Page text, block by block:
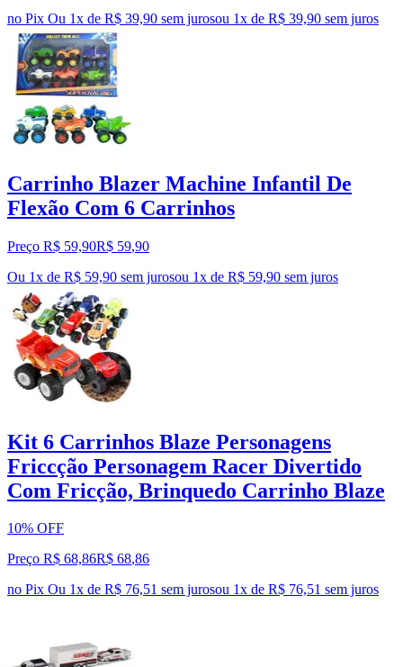
no Pix Ou 1x de R$ 39,90 sem jurosou 1x de R$ 39,90 sem juros
Carrinho Blazer Machine Infantil De
Flexão Com 6 Carrinhos
Preço R$ 59,90R$ 59,90
Ou 1x de R$ 59,90 sem jurosou 1x de R$ 59,90 sem juros
Kit 6 Carrinhos Blaze Personagens
Friccção Personagem Racer Divertido
Com Fricção, Brinquedo Carrinho Blaze
10% OFF
Preço R$ 68,86R$ 68,86
no Pix Ou 1x de R$ 76,51 sem jurosou 1x de R$ 76,51 sem juros